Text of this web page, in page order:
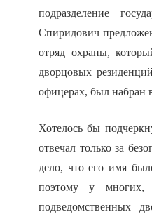
подразделение
Спиридович
отряд охраны,
дворцовых
офицерах, был набран
Хотелось бы
отвечал только за
дело, что его имя
поэтому у многих,
подведомственных